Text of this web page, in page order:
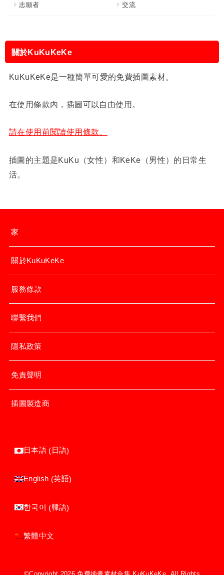
志願者 交流
關於KuKuKeKe
KuKuKeKe是一種簡單可愛的免費插圖素材。
在使用條款內，插圖可以自由使用。
請在使用前閱讀使用條款。
插圖的主題是KuKu（女性）和KeKe（男性）的日常生
活。
家
關於KuKuKeKe
服務條款
聯繫我們
隱私政策
免責聲明
插圖製造商
日本語 ( 日語)
English (英語)
한국어 (韓語)
繁體中文